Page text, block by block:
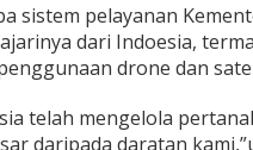
sistem pelayanan
dari Indoesia,
drone dan
telah mengelola
daripada daratan